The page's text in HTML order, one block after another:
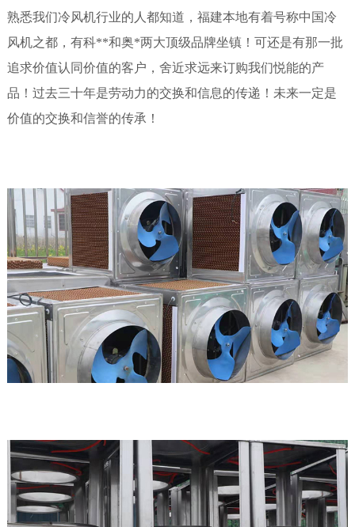
熟悉我们冷风机行业的人都知道，福建本地有着号称中国冷
风机之都，有科**和奥*两大顶级品牌坐镇！可还是有那一批
追求价值认同价值的客户，舍近求远来订购我们悦能的产
品！过去三十年是劳动力的交换和信息的传递！未来一定是
价值的交换和信誉的传承！